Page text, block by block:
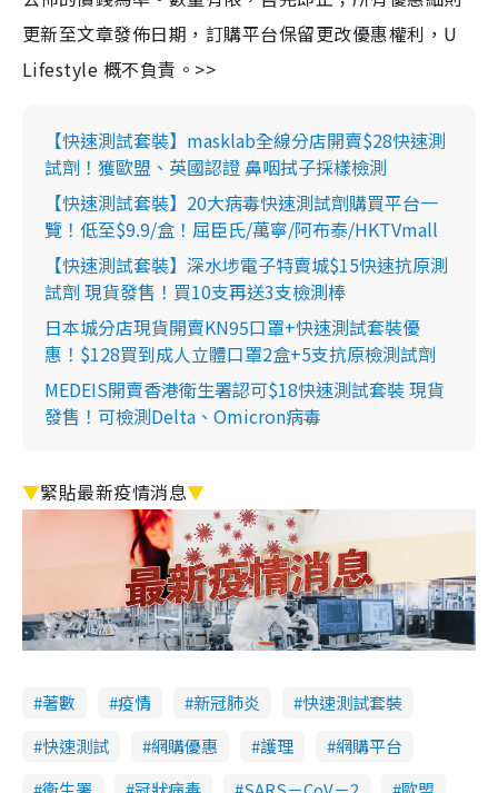
更新至文章發佈日期，訂購平台保留更改優惠權利，U
Lifestyle 概不負責。>>
【快速測試套裝】masklab全線分店開賣$28快速測
試劑！獲歐盟、英國認證 鼻咽拭子採樣檢測
【快速測試套裝】20大病毒快速測試劑購買平台一
覽！低至$9.9/盒！屈臣氏/萬寧/阿布泰/HKTVmall
【快速測試套裝】深水埗電子特賣城$15快速抗原測
試劑 現貨發售！買10支再送3支檢測棒
日本城分店現貨開賣KN95口罩+快速測試套裝優
惠！$128買到成人立體口罩2盒+5支抗原檢測試劑
MEDEIS開賣香港衛生署認可$18快速測試套裝 現貨
發售！可檢測Delta、Omicron病毒
▼緊貼最新疫情消息▼
著數 疫情 新冠肺炎
快速測試套裝
快速測試
網購優惠 護理
網購平台